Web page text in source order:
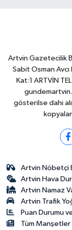
Artvin Gazetecilik
Sabit Osman
Kat:1 ARTVİN
gösterilse dahi
Artvin Nöbetçi
Artvin Hava
Artvin Namaz
Artvin Trafik
Puan Durumu
Tüm Manşetler